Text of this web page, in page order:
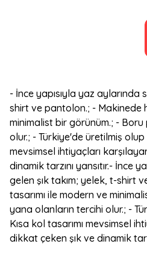
- İnce yapısıyla yaz
shirt ve pantolon.; - Makinede
minimalist bir görünüm.; - Boru
olur.; - Türkiye'de üretilmiş
mevsimsel ihtiyaçları
dinamik tarzını yansıtır.-
gelen şık takım; yelek, t-shirt
tasarımı ile modern ve
yana olanların tercihi olur.; -
Kısa kol tasarımı mevsimsel
dikkat çeken şık ve dinamik